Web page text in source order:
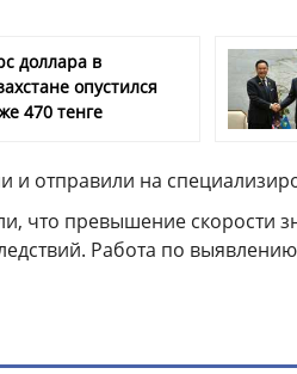
доллара в
опустился
470 тенге
и отправили на
что превышение скорости
Работа по